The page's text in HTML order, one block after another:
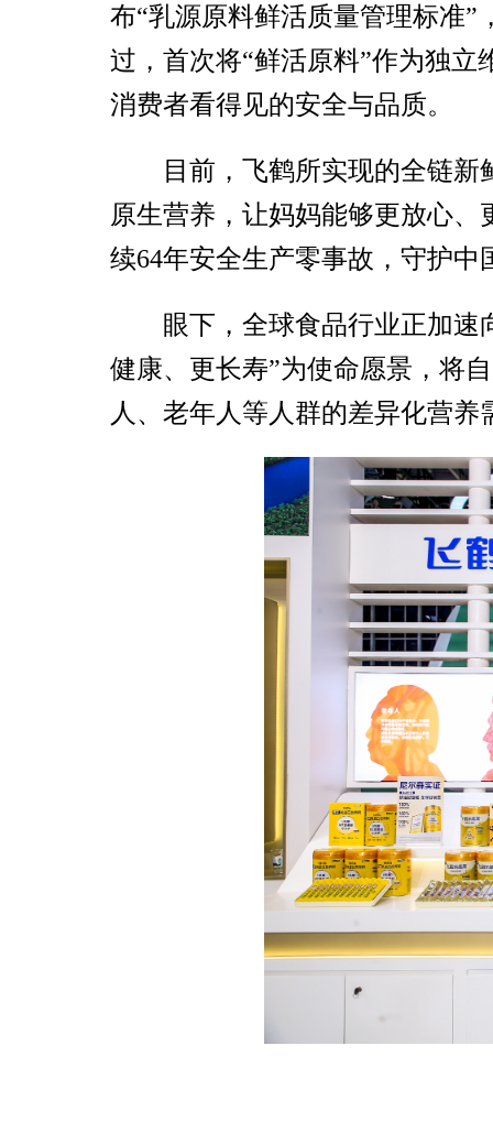
布“乳源原料鲜活质量管理标准
过，首次将“鲜活原料”作为独
消费者看得见的安全与品质。
目前，飞鹤所实现的全链
原生营养，让妈妈能够更放心
续64年安全生产零事故，守护中
眼下，全球食品行业正加速
健康、更长寿”为使命愿景，将
人、老年人等人群的差异化营养